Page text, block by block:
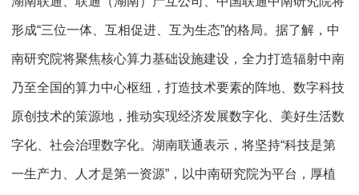
形成“三位一体、互相促进、互为生态”的格局。据了解，中
南研究院将聚焦核心算力基础设施建设，全力打造辐射中南
乃至全国的算力中心枢纽，打造技术要素的阵地、数字科技
原创技术的策源地，推动实现经济发展数字化、美好生活数
字化、社会治理数字化。湖南联通表示，将坚持“科技是第
一生产力、人才是第一资源”，以中南研究院为平台，厚植